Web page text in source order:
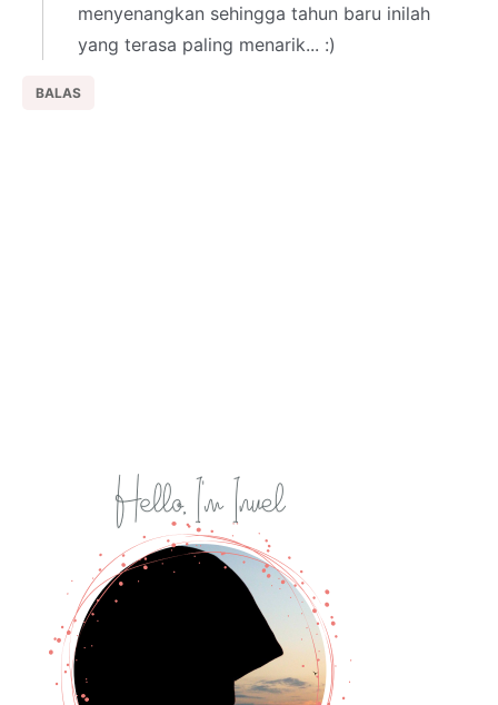
menyenangkan sehingga tahun baru inilah
yang terasa paling menarik... :)
BALAS